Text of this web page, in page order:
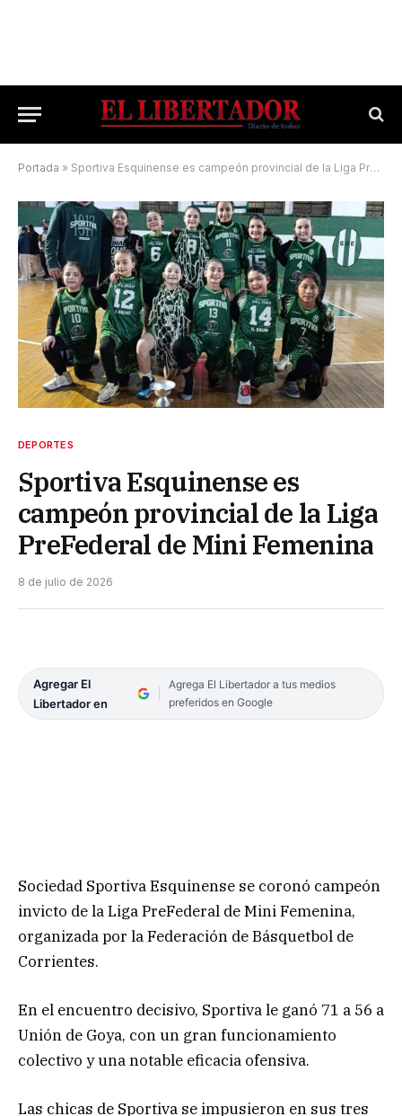
Portada » Sportiva Esquinense es campeón provincial de la Liga PreFederal de Mini Femenina
DEPORTES
Sportiva Esquinense es
campeón provincial de la Liga
PreFederal de Mini Femenina
8 de julio de 2026
Agregar El
Libertador en
Agrega El Libertador a tus medios
preferidos en Google
Sociedad Sportiva Esquinense se coronó campeón
invicto de la Liga PreFederal de Mini Femenina,
organizada por la Federación de Básquetbol de
Corrientes.
En el encuentro decisivo, Sportiva le ganó 71 a 56 a
Unión de Goya, con un gran funcionamiento
colectivo y una notable eficacia ofensiva.
Las chicas de Sportiva se impusieron en sus tres